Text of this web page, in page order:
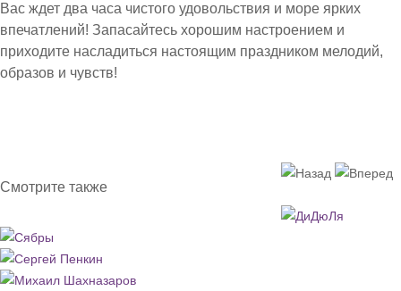
Вас ждет два часа чистого удовольствия и море ярких
впечатлений! Запасайтесь хорошим настроением и
приходите насладиться настоящим праздником мелодий,
образов и чувств!
Смотрите также